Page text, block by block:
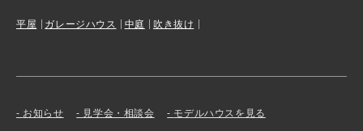
平屋 ガレージハウス 中庭 吹き抜け
お知らせ 見学会・相談会 モデルハウスを見る